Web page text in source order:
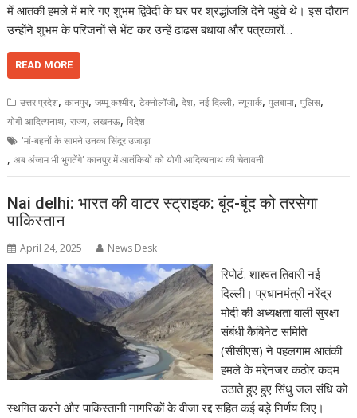
में आतंकी हमले में मारे गए शुभम द्विवेदी के घर पर श्रद्धांजलि देने पहुंचे थे। इस दौरान
उन्होंने शुभम के परिजनों से भेंट कर उन्हें ढांढस बंधाया और पत्रकारों…
READ MORE
उत्तर प्रदेश,कानपुर,जम्मू कश्मीर,टेक्नोलॉजी,देश,नई दिल्ली,न्यूयार्क,पुलबामा,पुलिस,
योगी आदित्यनाथ,राज्य,लखनऊ,विदेश
'मां-बहनों के सामने उनका सिंदूर उजाड़ा
,अब अंजाम भी भुगतेंगे' कानपुर में आतंकियों को योगी आदित्यनाथ की चेतावनी
Nai delhi: भारत की वाटर स्ट्राइक: बूंद-बूंद को तरसेगा
पाकिस्तान
April 24, 2025 News Desk
रिपोर्ट. शाश्वत तिवारी नई
दिल्ली। प्रधानमंत्री नरेंद्र
मोदी की अध्यक्षता वाली सुरक्षा
संबंधी कैबिनेट समिति
(सीसीएस) ने पहलगाम आतंकी
हमले के मद्देनजर कठोर कदम
उठाते हुए हुए सिंधु जल संधि को
स्थगित करने और पाकिस्तानी नागरिकों के वीजा रद्द सहित कई बड़े निर्णय लिए।